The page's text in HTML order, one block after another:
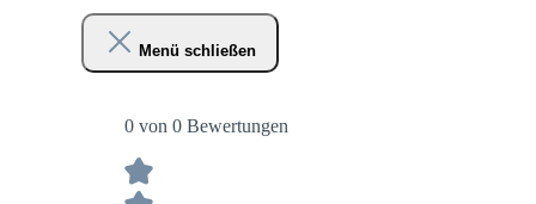
Menü schließen
0 von 0 Bewertungen